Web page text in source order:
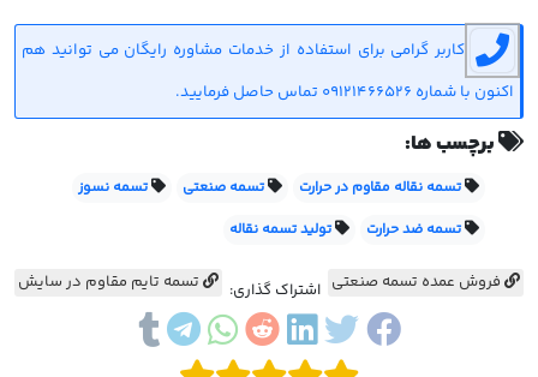
کاربر گرامی برای استفاده از خدمات مشاوره رایگان می توانید هم
اکنون با شماره 09121466526 تماس حاصل فرمایید.
برچسب ها:
تسمه نقاله مقاوم در حرارت تسمه صنعتی
تسمه نسوز
تسمه ضد حرارت
تولید تسمه نقاله
فروش عمده تسمه صنعتی تسمه تایم مقاوم در سایش اشتراک گذاری: